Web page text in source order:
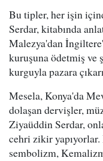
Bu tipler, her işin
Serdar, kitabında
Malezya'dan
kuruşuna ödetmiş ve
kurguyla pazara
Mesela, Konya'da
dolaşan dervişler,
Ziyaüddin Serdar,
cehri zikir
sembolizm,